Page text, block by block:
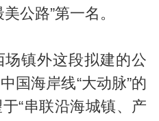
公路”第一名。
镇外这段拟建的公
国海岸线“大动脉”的
“串联沿海城镇、产